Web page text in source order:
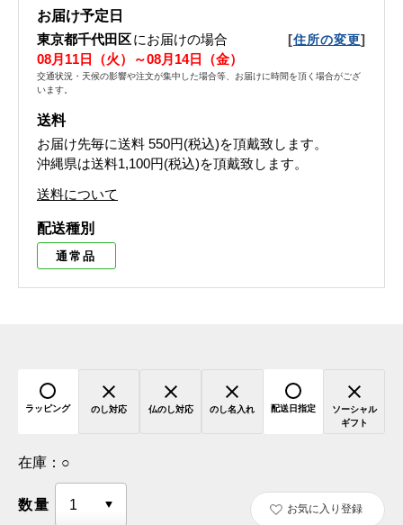
お届け予定日
東京都千代田区にお届けの場合 [住所の変更]
08月11日（火）～08月14日（金）
交通状況・天候の影響や注文が集中した場合等、お届けに時間を頂く場合がござ
います。
送料
お届け先毎に送料 550円(税込)を頂戴致します。
沖縄県は送料1,100円(税込)を頂戴致します。
送料について
配送種別
通常品
ラッピング のし対応 仏のし対応 のし名入れ 配送日指定
ソーシャル
ギフト
在庫： ○
数量 お気に入り登録